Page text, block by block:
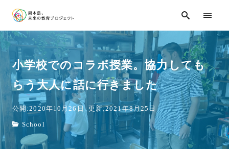
小学校でのコラボ授業。協力しても
らう大人に話に行きました
公開:2020年10月26日 更新:2021年8月25日
School